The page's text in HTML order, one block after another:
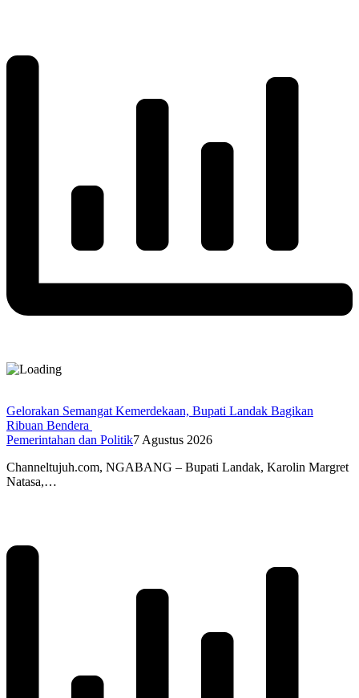
Gelorakan Semangat Kemerdekaan, Bupati Landak Bagikan
Ribuan Bendera
Pemerintahan dan Politik7 Agustus 2026
Channeltujuh.com, NGABANG – Bupati Landak, Karolin Margret
Natasa,…